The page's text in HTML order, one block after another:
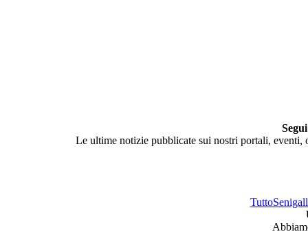
Le ultime notizie pubblicate sui nostri portali,